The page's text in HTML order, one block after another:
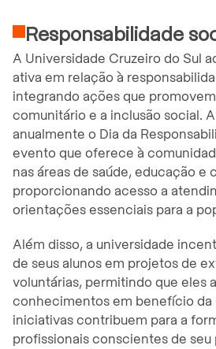
Responsabilidade
A Universidade Cruzeiro do Sul
ativa em relação à
integrando ações que
comunitário e a inclusão social.
anualmente o Dia da
evento que oferece à
nas áreas de saúde, educação e
proporcionando acesso a
orientações essenciais para a
Além disso, a universidade
de seus alunos em projetos de
voluntárias, permitindo que eles
conhecimentos em benefício da
iniciativas contribuem para a
profissionais conscientes de seu